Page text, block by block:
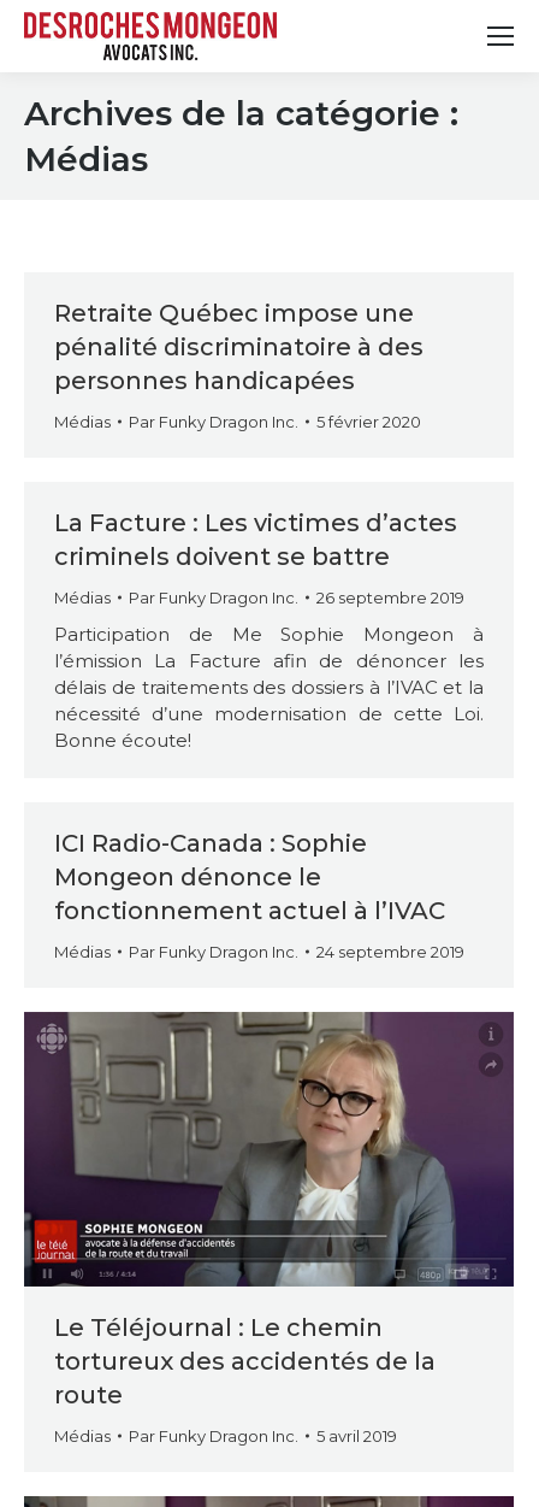
Archives de la catégorie :
Médias
Retraite Québec impose une
pénalité discriminatoire à des
personnes handicapées
Médias Par Funky Dragon Inc. 5 février 2020
La Facture : Les victimes d’actes
criminels doivent se battre
Médias Par Funky Dragon Inc. 26 septembre 2019
Participation de Me Sophie Mongeon à
l’émission La Facture afin de dénoncer les
délais de traitements des dossiers à l’IVAC et la
nécessité d’une modernisation de cette Loi.
Bonne écoute!
ICI Radio-Canada : Sophie
Mongeon dénonce le
fonctionnement actuel à l’IVAC
Médias Par Funky Dragon Inc. 24 septembre 2019
Le Téléjournal : Le chemin
tortureux des accidentés de la
route
Médias Par Funky Dragon Inc. 5 avril 2019